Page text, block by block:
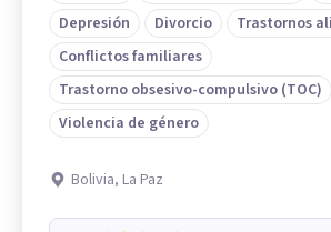
Depresión
Divorcio
Trastornos
Conflictos familiares
Trastorno obsesivo-compulsivo (TOC)
Violencia de género
Bolivia, La Paz